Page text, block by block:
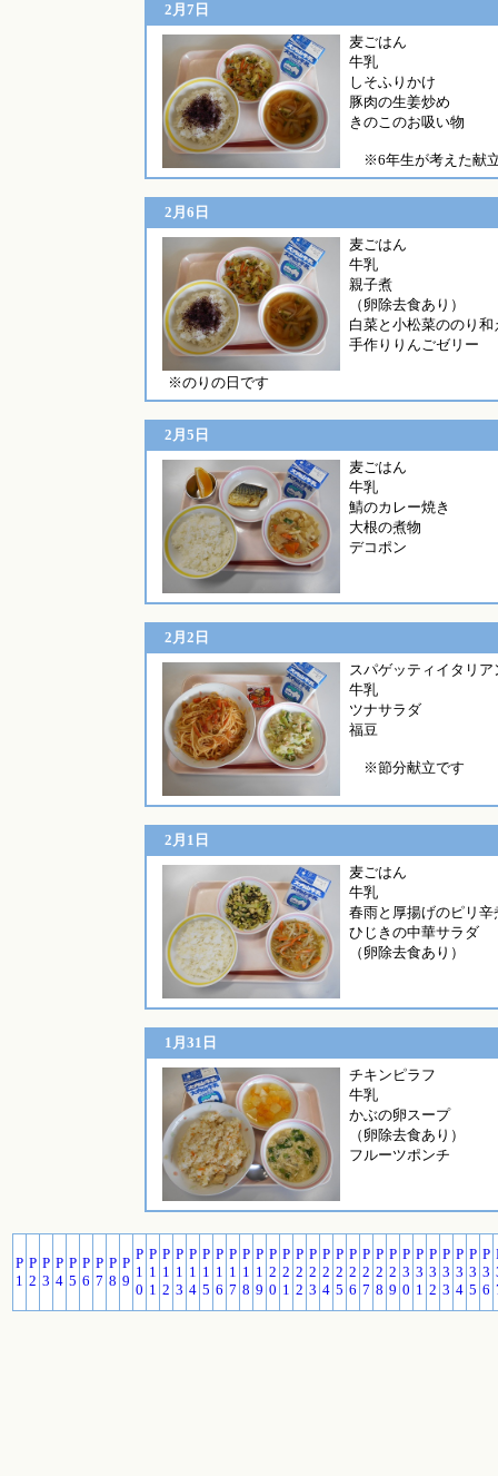
2月7日
麦ご
牛乳
しそふりかけ
豚肉の生姜炒め
きのこのお吸い物
※6年生が考えた献
2月6日
麦ご
牛乳
親子煮
（卵除去食あり）
白菜と小松菜ののり和
手作りりんごゼリー
※のりの日です
2月5日
麦
牛乳
鯖のカレー焼き
大根の煮物
デコポン
2月2日
スパゲッティ
牛乳
ツナサラダ
福豆
※節分献立です
2月1日
麦
牛乳
春雨と厚揚げのピリ辛
ひじきの中華サラダ
（卵除去食あり）
1月31日
チキンピ
牛乳
かぶの卵スープ
（卵除去食あり）
フルーツポンチ
P
1
P
2
P
3
P
4
P
5
P
6
P
7
P
8
P
9
P
1
0
P
1
1
P
1
2
P
1
3
P
1
4
P
1
5
P
1
6
P
1
7
P
1
8
P
1
9
P
2
0
P
2
1
P
2
2
P
2
3
P
2
4
P
2
5
P
2
6
P
2
7
P
2
8
P
2
9
P
3
0
P
3
1
P
3
2
P
3
3
P
3
4
P
3
5
P
3
6